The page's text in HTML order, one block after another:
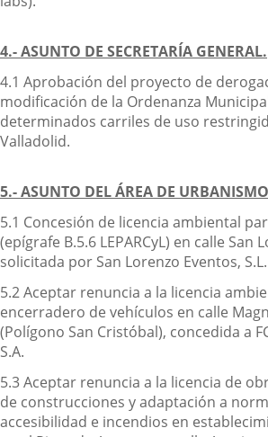
4.- ASUNTO DE SECRETARÍA GENERAL.
4.1 Aprobación del proyecto de
modificación de la Ordenanza
determinados carriles de uso
Valladolid.
5.- ASUNTO DEL ÁREA DE
5.1 Concesión de licencia ambiental
(epígrafe B.5.6 LEPARCyL) en calle San
solicitada por San Lorenzo Eventos, S.L.
5.2 Aceptar renuncia a la licencia
encerradero de vehículos en calle
(Polígono San Cristóbal), concedida a
S.A.
5.3 Aceptar renuncia a la licencia de
de construcciones y adaptación a
accesibilidad e incendios en